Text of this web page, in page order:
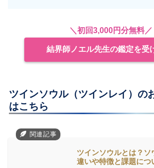
＼初回3,000円分無料／
結界師ノエル先生の鑑定を受
ツインソウル（ツインレイ）の
はこちら
ツインソウルとは？ソ
違いや特徴と課題につ